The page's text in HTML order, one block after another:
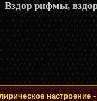
Вздор рифмы,
настроение